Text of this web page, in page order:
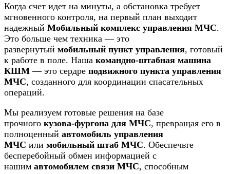
Когда счет идет на минуты, а обстановка требует
мгновенного контроля, на первый план выходит
надежный Мобильный комплекс управления МЧС.
Это больше чем техника — это
развернутый мобильный пункт управления, готовый
к работе в поле. Наша командно-штабная машина
КШМ — это сердре подвижного пункта управления
МЧС, созданного для координации спасательных
операций.
Мы реализуем готовые решения на базе
прочного кузова-фургона для МЧС, превращая его в
полноценный автомобиль управления
МЧС или мобильный штаб МЧС. Обеспечьте
бесперебойный обмен информацией с
нашим автомобилем связи МЧС, способным